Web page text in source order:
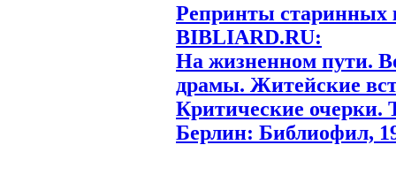
Репринты старинных
BIBLIARD.RU:
На жизненном пути.
драмы. Житейские
Критические
Берлин: Библиофил,